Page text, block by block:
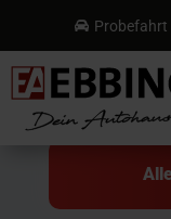
 Probefahrt